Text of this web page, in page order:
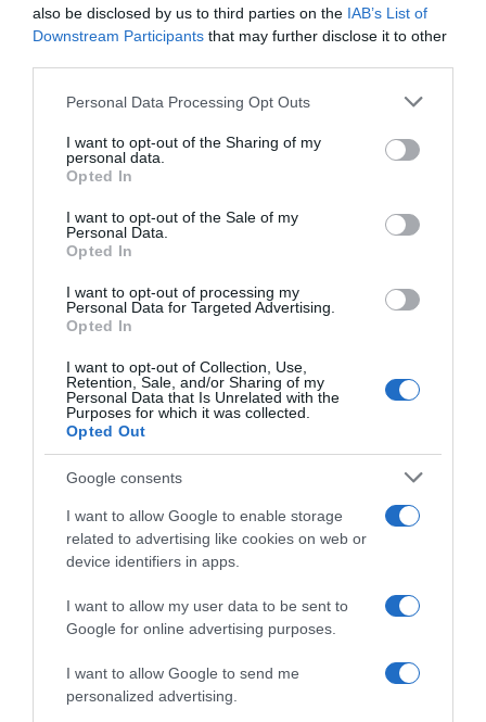
also be disclosed by us to third parties on the IAB’s List of
Downstream Participants that may further disclose it to other
Please note that this website/app uses one or more Google
not limited to your visit or usage behaviour. You may click to
grant or deny consent to Google and its third-party tags to
use your data for below specified purposes in below Google
consent section.
Personal Data Processing Opt Outs
I want to opt-out of the Sharing of my
personal data.
Opted In
I want to opt-out of the Sale of my
Personal Data.
Opted In
I want to opt-out of processing my
Personal Data for Targeted Advertising.
Opted In
I want to opt-out of Collection, Use,
Retention, Sale, and/or Sharing of my
Personal Data that Is Unrelated with the
Purposes for which it was collected.
Opted Out
Google consents
I want to allow Google to enable storage
related to advertising like cookies on web or
device identifiers in apps.
I want to allow my user data to be sent to
Google for online advertising purposes.
I want to allow Google to send me
personalized advertising.
Όλα όσα αναφέρει η έκθεση
από γρίπη
Όλα όσα αναφέρει